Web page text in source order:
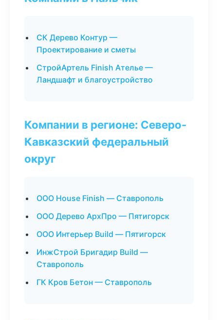
СК Дерево Контур —
Проектирование и сметы
СтройАртель Finish Ателье —
Ландшафт и благоустройство
Компании в регионе: Северо-
Кавказский федеральный
округ
ООО House Finish — Ставрополь
ООО Дерево АрхПро — Пятигорск
ООО Интерьер Build — Пятигорск
ИнжСтрой Бригадир Build —
Ставрополь
ГК Кров Бетон — Ставрополь